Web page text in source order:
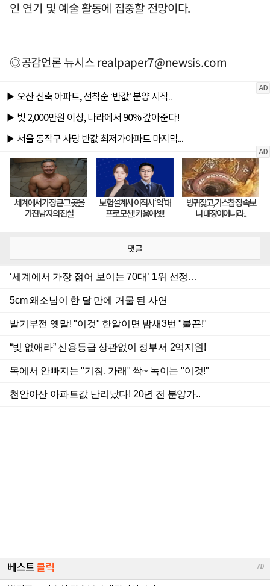
인 연기 및 예술 활동에 집중할 전망이다.
◎공감언론 뉴시스realpaper7@newsis.com
댓글